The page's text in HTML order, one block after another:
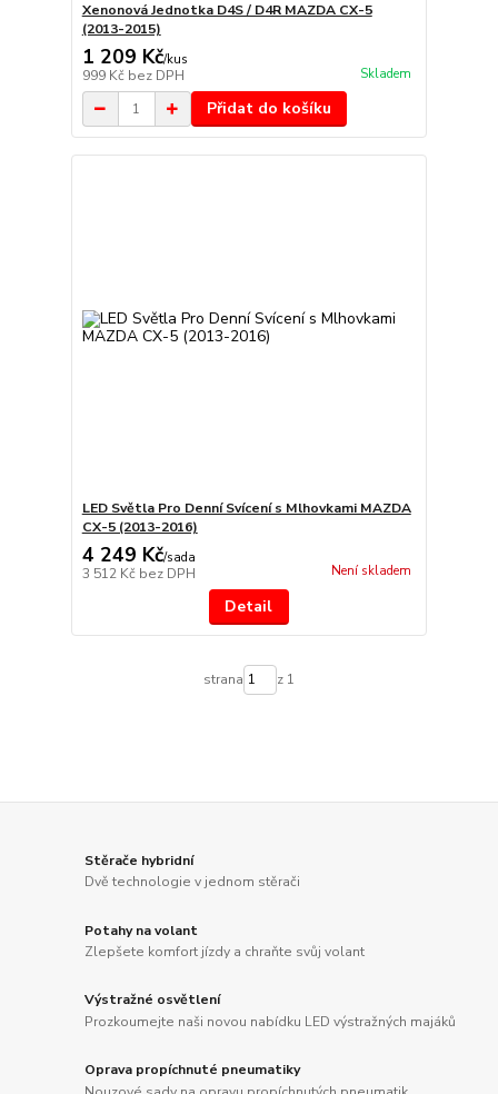
Xenonová Jednotka D4S / D4R MAZDA CX-5
(2013-2015)
1 209 Kč/kus
999 Kč bez DPH Skladem
Přidat do košíku
LED Světla Pro Denní Svícení s Mlhovkami MAZDA
CX-5 (2013-2016)
4 249 Kč/sada
3 512 Kč bez DPH Není skladem
Detail
strana z 1
Stěrače hybridní
Dvě technologie v jednom stěrači
Potahy na volant
Zlepšete komfort jízdy a chraňte svůj volant
Výstražné osvětlení
Prozkoumejte naši novou nabídku LED výstražných majáků
Oprava propíchnuté pneumatiky